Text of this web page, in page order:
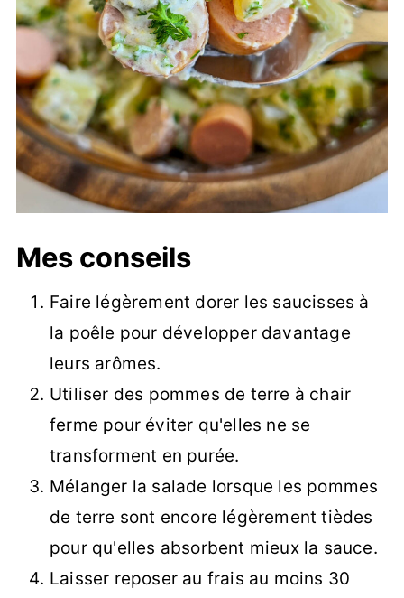
Mes conseils
Faire légèrement dorer les saucisses à
la poêle pour développer davantage
leurs arômes.
Utiliser des pommes de terre à chair
ferme pour éviter qu'elles ne se
transforment en purée.
Mélanger la salade lorsque les pommes
de terre sont encore légèrement tièdes
pour qu'elles absorbent mieux la sauce.
Laisser reposer au frais au moins 30